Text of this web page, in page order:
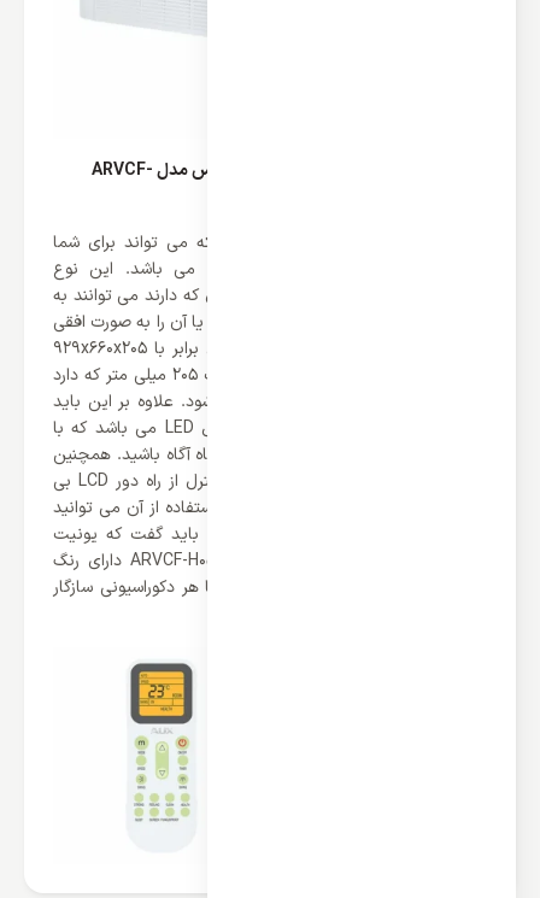
طراحی شیک یونیت داخلی زمینی VRF آکس مدل ARVCF-
یکی از بخش های مهم این محصول که می تواند برای شما
جذاب باشد نوع طراحی این محصول می باشد. این نوع
محصولات با توجه به نوع انعطاف پذیری که دارند می توانند به
صورت عمودی بر روی دیوار نصب شوند و یا آن را به صورت افقی
زی سقف نصب کنید. ابعاد این محصول برابر با 929x660x205
میلی متر می باشد و با توجه به ضخامت 205 میلی متر که دارد
باعث صرفه جویی در فضای نصب می شود. علاوه بر این باید
اشاره کرد که این محصول دارای یک پنل LED می باشد که با
استفاده از آن می توانید از اطلاعات دستگاه آگاه باشید. همچنین
باید گفت که این محصول دارای یک کنترل از راه دور LCD بی
سیم به صورت استاندارد می باشد که با استفاده از آن می توانید
کولر گازی خود را کنترل کنید. در نهایت باید گفت که یونیت
داخلی زمینی VRF آکس مدل ARVCF-H056/4R1A دارای رنگ
سفید می باشد که به راحتی می تواند با هر دکوراسیونی سازگار